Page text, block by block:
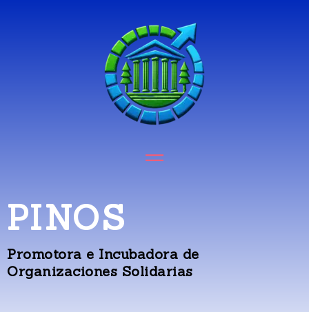
PINOS
Promotora e Incubadora de
Organizaciones Solidarias